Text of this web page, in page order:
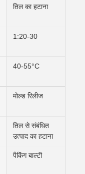
तिल का हटाना
1:20-30
40-55°C
मोल्ड रिलीज
तिल से संबंधित
उत्पाद का हटाना
पैकिंग बाल्टी